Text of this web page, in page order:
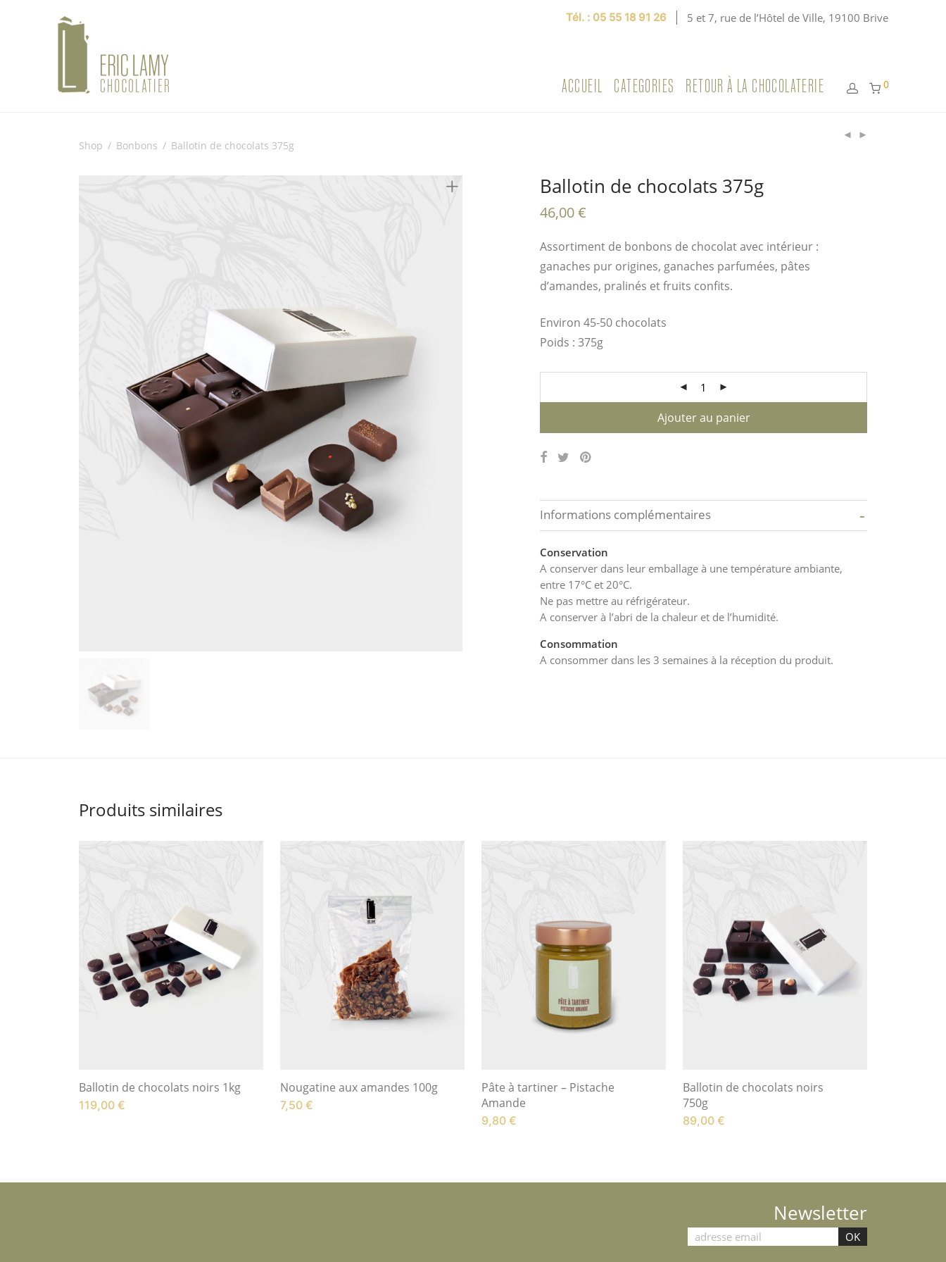
ACCUEIL CATEGORIES RETOUR À LA CHOCOLATERIE 0
Tél. : 05 55 18 91 26 5 et 7, rue de l’Hôtel de Ville, 19100 Brive
Shop / Bonbons / Ballotin de chocolats 375g
Ballotin de chocolats 375g
46,00€
Assortiment de bonbons de chocolat avec intérieur :
ganaches pur origines, ganaches parfumées, pâtes
d’amandes, pralinés et fruits confits.
Environ 45-50 chocolats
Poids : 375g
Ajouter au panier
Informations complémentaires -
Conservation
A conserver dans leur emballage à une température ambiante,
entre 17°C et 20°C.
Ne pas mettre au réfrigérateur.
A conserver à l’abri de la chaleur et de l’humidité.
Consommation
A consommer dans les 3 semaines à la réception du produit.
Produits similaires
Ballotin de chocolats noirs 1kg
119,00 €
Nougatine aux amandes 100g
7,50 €
Pâte à tartiner – Pistache
Amande
9,80 €
Ballotin de chocolats noirs
750g
89,00 €
Newsletter